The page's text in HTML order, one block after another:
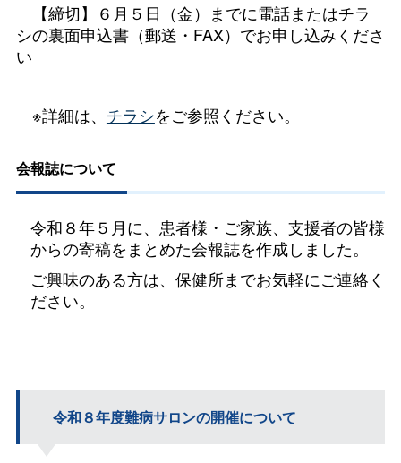
【締切】６月５日（金）までに電話またはチラ
シの裏面申込書（郵送・FAX）でお申し込みくださ
い
※詳細は、 チラシをご参照ください。
会報誌について
令和８年５月に、患者様・ご家族、支援者の皆様
からの寄稿をまとめた会報誌を作成しました。
ご興味のある方は、保健所までお気軽にご連絡く
ださい。
令和８年度難病サロンの開催について